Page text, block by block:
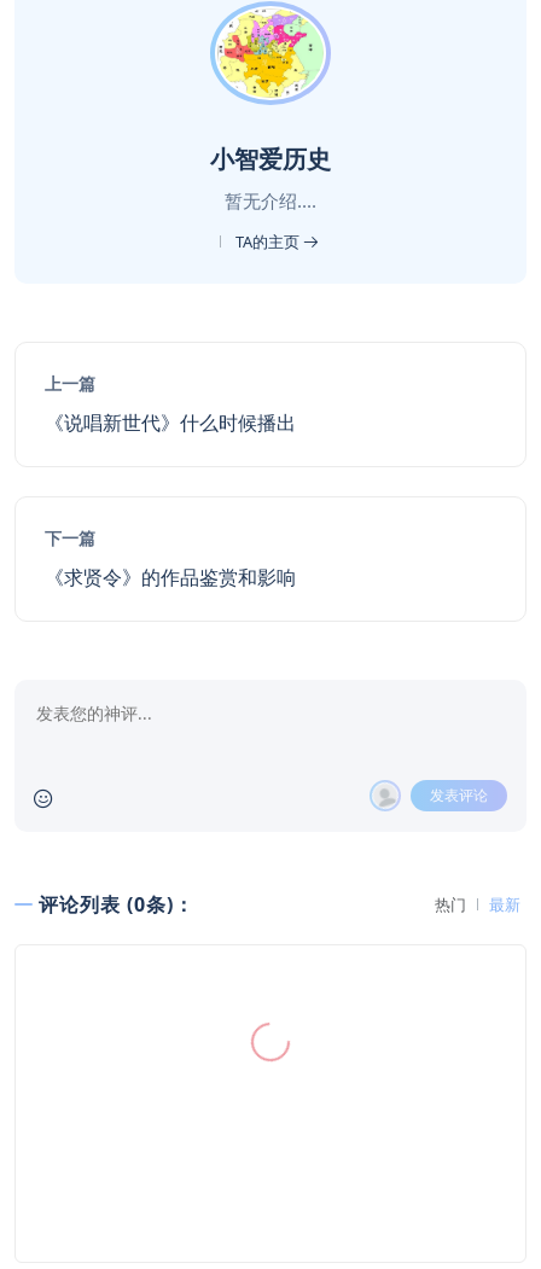
小智爱历史
暂无介绍....
TA的主页
上一篇
《说唱新世代》什么时候播出
下一篇
《求贤令》的作品鉴赏和影响
发表评论
评论列表 (0条)： 热门 最新